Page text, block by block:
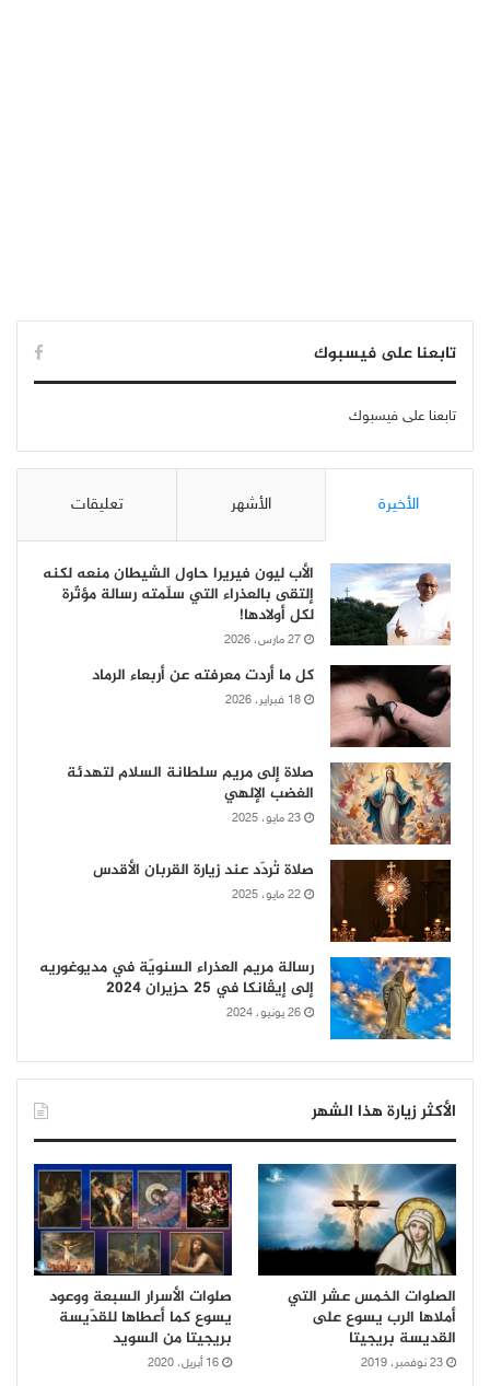
تابعنا على فيسبوك
تابعنا على فيسبوك
الأخيرة الأشهر تعليقات
الأب ليون فيريرا حاول الشيطان منعه لكنه
إلتقى بالعذراء التي سلّمته رسالة مؤثّرة
لكل أولادها!
27 مارس، 2026
كل ما أردت معرفته عن أربعاء الرماد
18 فبراير، 2026
صلاة إلى مريم سلطانة السلام لتهدئة
الغضب الإلهي
23 مايو، 2025
صلاة تُردّد عند زيارة القربان الأقدس
22 مايو، 2025
رسالة مريم العذراء السنويّة في مديوغوريه
إلى إيڤانكا في 25 حزيران 2024
26 يونيو، 2024
الأكثر زيارة هذا الشهر
الصلوات الخمس عشر التي
أملاها الرب يسوع على
القديسة بريجيتا
23 نوفمبر، 2019
صلوات الأسرار السبعة ووعود
يسوع كما أعطاها للقدّيسة
بريجيتا من السويد
16 أبريل، 2020